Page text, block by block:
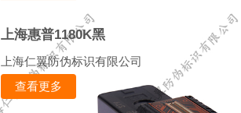
上海惠普1180K黑
上海仁翼防伪标识有限公司
查看更多